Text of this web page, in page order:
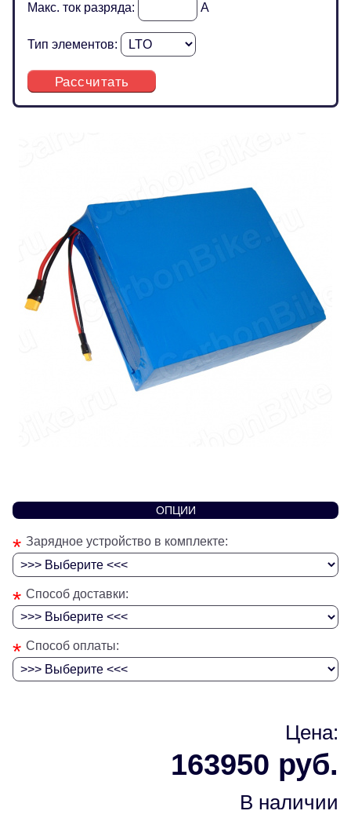
Макс. ток разряда: А
Тип элементов:
Рассчитать
ОПЦИИ
* Зарядное устройство в комплекте:
* Способ доставки:
* Способ оплаты:
Цена:
163950 руб.
В наличии